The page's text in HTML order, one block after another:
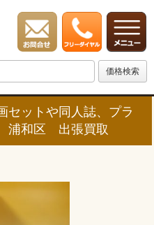
ットや同人誌、プラ
浦和区 出張買取